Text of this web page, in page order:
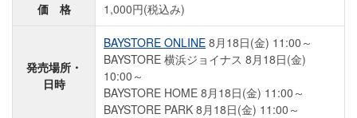
価 格 1,000円(税込み)
発売場所・
日時
BAYSTORE ONLINE 8月18日(金) 11:00～
BAYSTORE 横浜ジョイナス 8月18日(金)
10:00～
BAYSTORE HOME 8月18日(金) 11:00～
BAYSTORE PARK 8月18日(金) 11:00～